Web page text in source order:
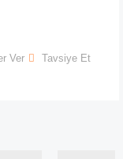
Ver Tavsiye Et